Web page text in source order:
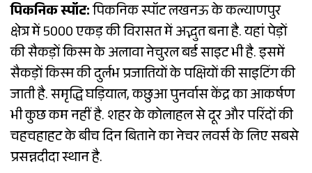
पिकनिक स्पॉट:पिकनिक स्पॉट लखनऊ के कल्याणपुर
क्षेत्र में 5000 एकड़ की विरासत में अद्भुत बना है. यहां पेड़ों
की सैकड़ों किस्म के अलावा नेचुरल बर्ड साइट भी है. इसमें
सैकड़ों किस्म की दुर्लभ प्रजातियों के पक्षियों की साइटिंग की
जाती है. समृद्धि घड़ियाल, कछुआ पुनर्वास केंद्र का आकर्षण
भी कुछ कम नहीं है. शहर के कोलाहल से दूर और परिंदों की
चहचहाहट के बीच दिन बिताने का नेचर लवर्स के लिए सबसे
प्रसन्नदीदा स्थान है.